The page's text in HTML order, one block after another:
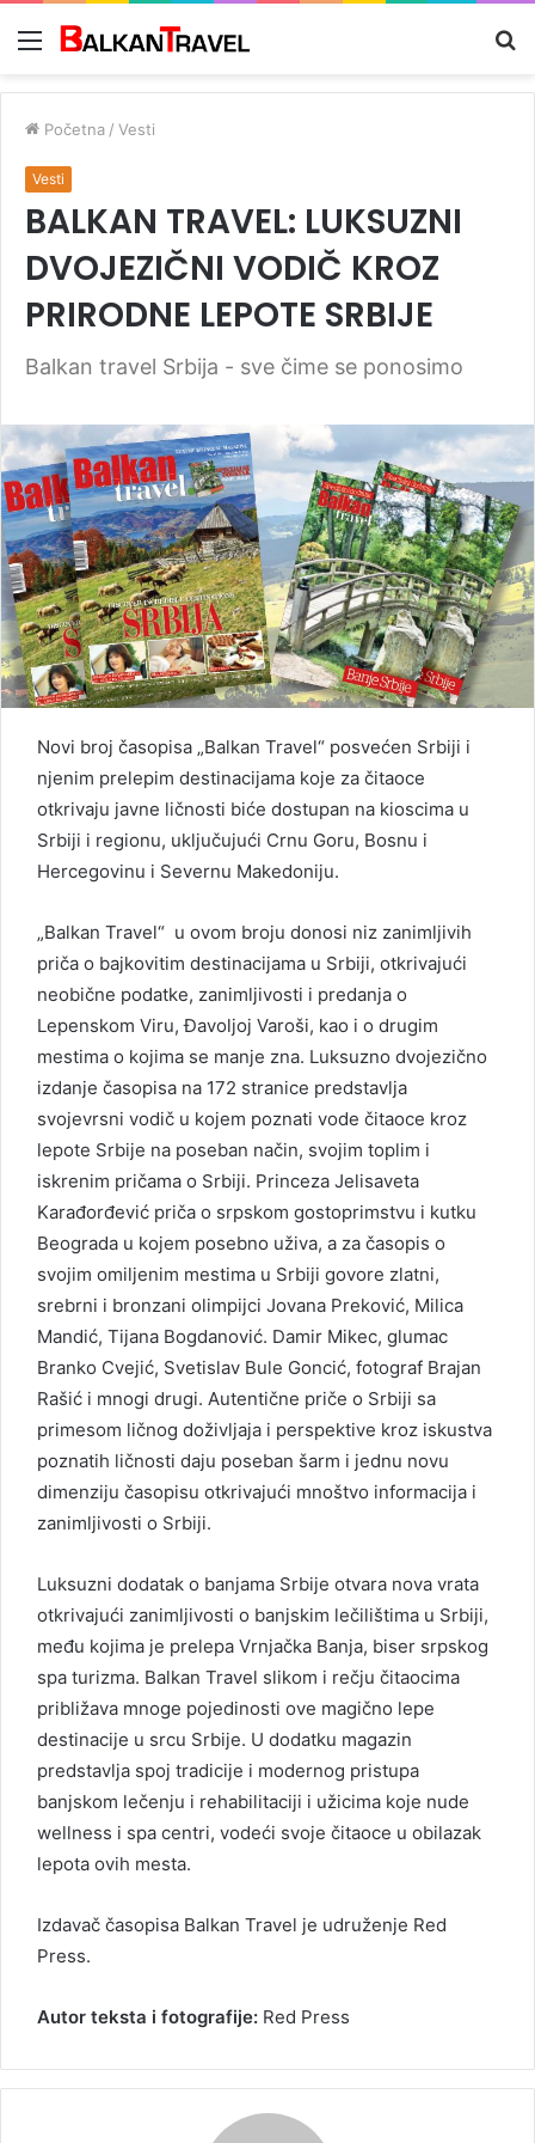
Meni
Početna / Vesti
Vesti
BALKAN TRAVEL: LUKSUZNI
DVOJEZIČNI VODIČ KROZ
PRIRODNE LEPOTE SRBIJE
Balkan travel Srbija - sve čime se ponosimo
Novi broj časopisa „Balkan Travel“ posvećen Srbiji i
njenim prelepim destinacijama koje za čitaoce
otkrivaju javne ličnosti biće dostupan na kioscima u
Srbiji i regionu, uključujući Crnu Goru, Bosnu i
Hercegovinu i Severnu Makedoniju.
„Balkan Travel“ u ovom broju donosi niz zanimljivih
priča o bajkovitim destinacijama u Srbiji, otkrivajući
neobične podatke, zanimljivosti i predanja o
Lepenskom Viru, Đavoljoj Varoši, kao i o drugim
mestima o kojima se manje zna. Luksuzno dvojezično
izdanje časopisa na 172 stranice predstavlja
svojevrsni vodič u kojem poznati vode čitaoce kroz
lepote Srbije na poseban način, svojim toplim i
iskrenim pričama o Srbiji. Princeza Jelisaveta
Karađorđević priča o srpskom gostoprimstvu i kutku
Beograda u kojem posebno uživa, a za časopis o
svojim omiljenim mestima u Srbiji govore zlatni,
srebrni i bronzani olimpijci Jovana Preković, Milica
Mandić, Tijana Bogdanović. Damir Mikec, glumac
Branko Cvejić, Svetislav Bule Goncić, fotograf Brajan
Rašić i mnogi drugi. Autentične priče o Srbiji sa
primesom ličnog doživljaja i perspektive kroz iskustva
poznatih ličnosti daju poseban šarm i jednu novu
dimenziju časopisu otkrivajući mnoštvo informacija i
zanimljivosti o Srbiji.
Luksuzni dodatak o banjama Srbije otvara nova vrata
otkrivajući zanimljivosti o banjskim lečilištima u Srbiji,
među kojima je prelepa Vrnjačka Banja, biser srpskog
spa turizma. Balkan Travel slikom i rečju čitaocima
približava mnoge pojedinosti ove magično lepe
destinacije u srcu Srbije. U dodatku magazin
predstavlja spoj tradicije i modernog pristupa
banjskom lečenju i rehabilitaciji i užicima koje nude
wellness i spa centri, vodeći svoje čitaoce u obilazak
lepota ovih mesta.
Izdavač časopisa Balkan Travel je udruženje Red
Press.
Autor teksta i fotografije: Red Press